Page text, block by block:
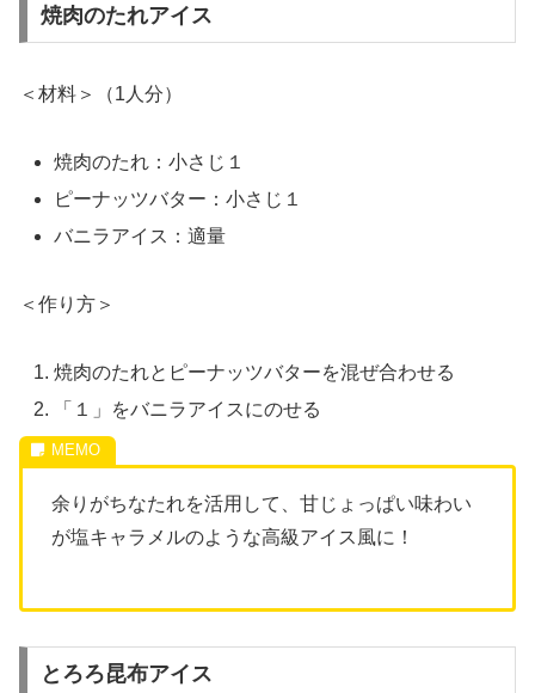
焼肉のたれアイス
＜材料＞（1人分）
焼肉のたれ：小さじ１
ピーナッツバター：小さじ１
バニラアイス：適量
＜作り方＞
焼肉のたれとピーナッツバターを混ぜ合わせる
「１」をバニラアイスにのせる
余りがちなたれを活用して、 甘じょっぱい味わい
が塩キャラメルのような高級アイス風に！
とろろ昆布アイス